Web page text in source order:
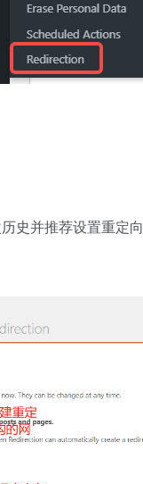
史并推荐设置重定向